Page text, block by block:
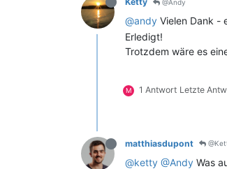
@Andy
@andy Vielen Dank -
Erledigt!
Trotzdem wäre es
M 1 Antwort Letzte
matthiasdupont
@ketty @Andy Was